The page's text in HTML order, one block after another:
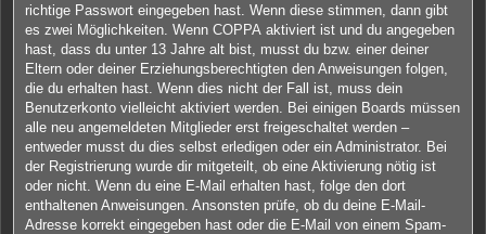
richtige Passwort eingegeben hast. Wenn diese stimmen, dann gibt
es zwei Möglichkeiten. Wenn COPPA aktiviert ist und du angegeben
hast, dass du unter 13 Jahre alt bist, musst du bzw. einer deiner
Eltern oder deiner Erziehungsberechtigten den Anweisungen folgen,
die du erhalten hast. Wenn dies nicht der Fall ist, muss dein
Benutzerkonto vielleicht aktiviert werden. Bei einigen Boards müssen
alle neu angemeldeten Mitglieder erst freigeschaltet werden –
entweder musst du dies selbst erledigen oder ein Administrator. Bei
der Registrierung wurde dir mitgeteilt, ob eine Aktivierung nötig ist
oder nicht. Wenn du eine E-Mail erhalten hast, folge den dort
enthaltenen Anweisungen. Ansonsten prüfe, ob du deine E-Mail-
Adresse korrekt eingegeben hast oder die E-Mail von einem Spam-